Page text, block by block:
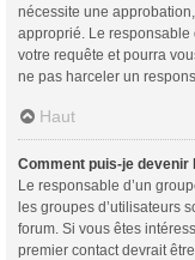
nécessite une
approprié. Le responsable
votre requête et pourra
ne pas harceler un
Haut
Comment puis-je devenir
Le responsable d’un
les groupes d’utilisateurs
forum. Si vous êtes
premier contact devrait